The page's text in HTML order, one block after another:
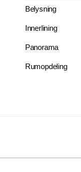
Belysning
Innerlining
Panorama
Rumopdeling